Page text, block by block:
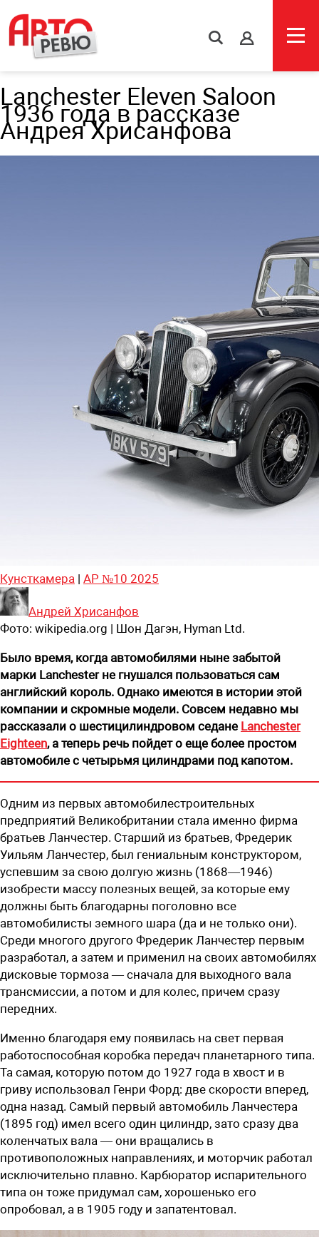
s
Lanchester Eleven Saloon
1936 года в рассказе
Андрея Хрисанфова
Кунсткамера | АР №10 2025
Андрей Хрисанфов
Фото: wikipedia.org | Шон Дагэн, Hyman Ltd.
Было время, когда автомобилями ныне забытой
марки Lanchester не гнушался пользоваться сам
английский король. Однако имеются в истории этой
компании и скромные модели. Совсем недавно мы
рассказали о шестицилиндровом седане Lanchester
Eighteen, а теперь речь пойдет о еще более простом
автомобиле с четырьмя цилиндрами под капотом.
Одним из первых автомобилестроительных
предприятий Великобритании стала именно фирма
братьев Ланчестер. Старший из братьев, Фредерик
Уильям Ланчестер, был гениальным конструктором,
успевшим за свою долгую жизнь (1868—1946)
изобрести массу полезных вещей, за которые ему
должны быть благодарны поголовно все
автомобилисты земного шара (да и не только они).
Среди многого другого Фредерик Ланчестер первым
разработал, а затем и применил на своих автомобилях
дисковые тормоза — сначала для выходного вала
трансмиссии, а потом и для колес, причем сразу
передних.
Именно благодаря ему появилась на свет первая
работоспособная коробка передач планетарного типа.
Та самая, которую потом до 1927 года в хвост и в
гриву использовал Генри Форд: две скорости вперед,
одна назад. Самый первый автомобиль Ланчестера
(1895 год) имел всего один цилиндр, зато сразу два
коленчатых вала — они вращались в
противоположных направлениях, и моторчик работал
исключительно плавно. Карбюратор испарительного
типа он тоже придумал сам, хорошенько его
опробовал, а в 1905 году и запатентовал.